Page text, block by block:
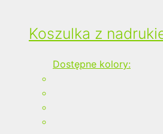
Koszulka z
Dostępne kolory: